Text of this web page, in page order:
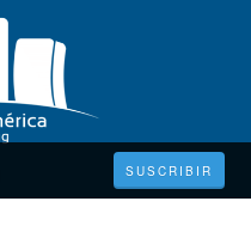
SUSCRIBIR